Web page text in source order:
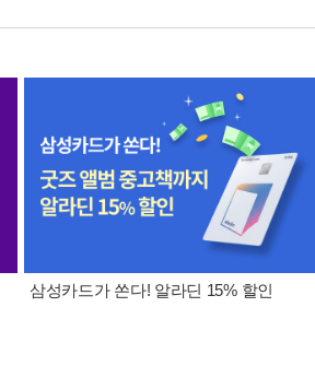
삼성카드가 쏜다! 알라딘 15% 할인